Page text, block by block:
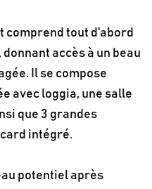
comprend tout d'abord
accès à un beau
Il se compose
avec loggia, une salle
que 3 grandes
intégré.
potentiel après